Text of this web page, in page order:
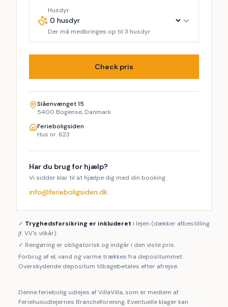
Husdyr
Der må medbringes op til 3 husdyr
Check pris
Slåenvænget 15
5400 Bogense, Danmark
Ferieboligsiden
Hus nr. 623
Har du brug for hjælp?
Vi sidder klar til at hjælpe dig med din booking.
info@ferieboligsiden.dk
✓ Tryghedsforsikring er inkluderet i lejen (dækker afbestilling
jf. VV's vilkår).
✓ Rengøring er obligatorisk og indgår i den viste pris.
Forbrug af el, vand og varme trækkes fra depositummet.
Overskydende depositum tilbagebetales efter afrejse.
Denne feriebolig udlejes af VillaVilla, som er medlem af
Feriehusudlejernes Brancheforening. Eventuelle klager kan